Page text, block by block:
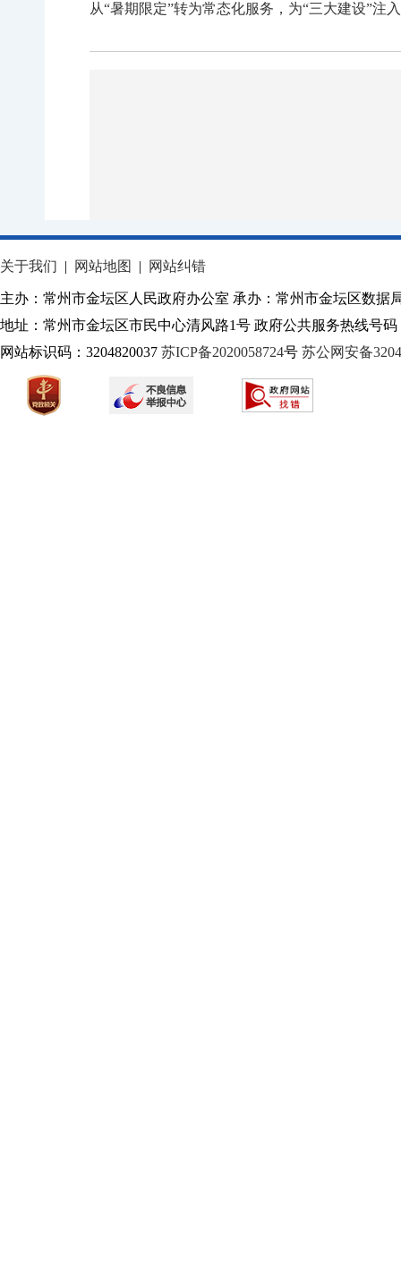
从“暑期限定”转为常态化服务，为“三大建设”注
关于我们 | 网站地图 | 网站纠错
主办：常州市金坛区人民政府办公室 承办：常州市金坛区数据
地址：常州市金坛区市民中心清风路1号 政府公共服务热线号码
网站标识码：3204820037 苏ICP备2020058724号 苏公网安备